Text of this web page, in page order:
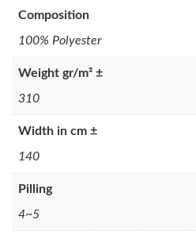
Composition
100% Polyester
Weight gr/m² ±
310
Width in cm ±
140
Pilling
4~5